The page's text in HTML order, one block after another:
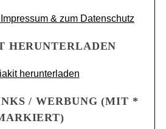
& zum Datenschutz
HERUNTERLADEN
herunterladen
/ WERBUNG (MIT *